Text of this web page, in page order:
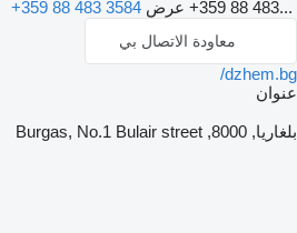
+359 88 483... عرض +359 88 483 3584
معاودة الاتصال بي
dzhem.bg/
عنوان
بلغاريا, 8000, Burgas, No.1 Bulair street